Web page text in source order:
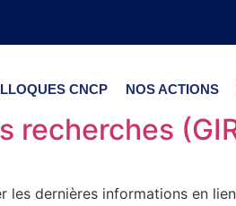
CNCP NOS ACTIONS
recherches
dernières informations en